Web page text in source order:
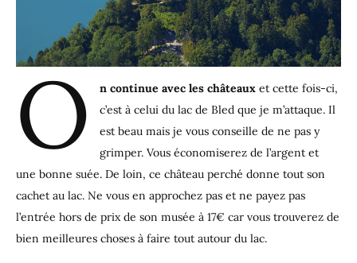
O n continue avec les châteaux et cette fois-ci,
c’est à celui du lac de Bled que je m’attaque. Il
est beau mais je vous conseille de ne pas y
grimper. Vous économiserez de l’argent et
une bonne suée. De loin, ce château perché donne tout son
cachet au lac. Ne vous en approchez pas et ne payez pas
l’entrée hors de prix de son musée à 17€ car vous trouverez de
bien meilleures choses à faire tout autour du lac.